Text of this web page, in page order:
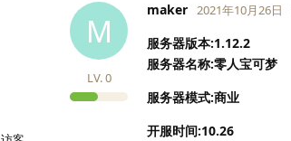
M
maker
LV.0
2021年10月26日
服务器版本:1.12.2
服务器名称:零人宝可梦
服务器模式:商业
开服时间:10.26